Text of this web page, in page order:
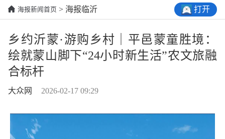
海报新闻首页 > 海报临沂 打开
乡约沂蒙·游购乡村｜平邑蒙童胜境：
绘就蒙山脚下“24小时新生活”农文旅融
合标杆
大众网 2026-02-17 09:29